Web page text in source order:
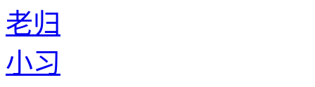
老归
小习